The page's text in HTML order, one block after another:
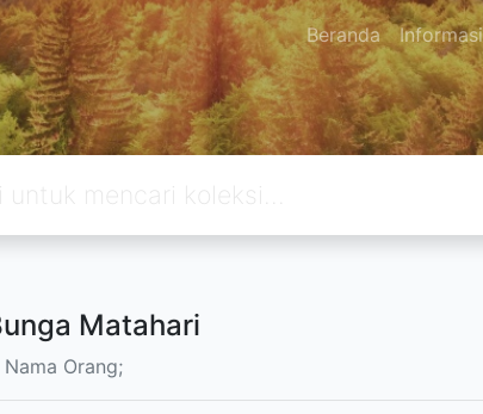
Beranda Informasi
Matahari
Orang;